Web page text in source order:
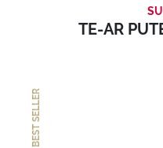
TE-AR
BEST SELLER